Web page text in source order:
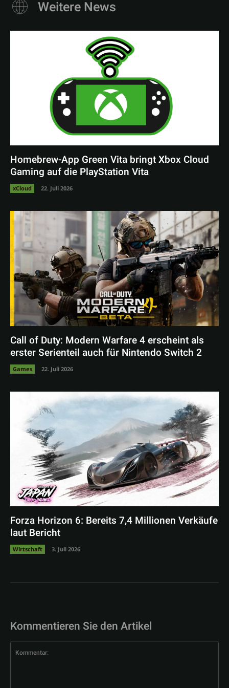
Weitere News
Homebrew-App Green Vita bringt Xbox Cloud
Gaming auf die PlayStation Vita
xCloud 22. Juli 2026
Call of Duty: Modern Warfare 4 erscheint als
erster Serienteil auch für Nintendo Switch 2
Games 22. Juli 2026
Forza Horizon 6: Bereits 7,4 Millionen Verkäufe
laut Bericht
Wirtschaft 3. Juli 2026
Kommentieren Sie den Artikel